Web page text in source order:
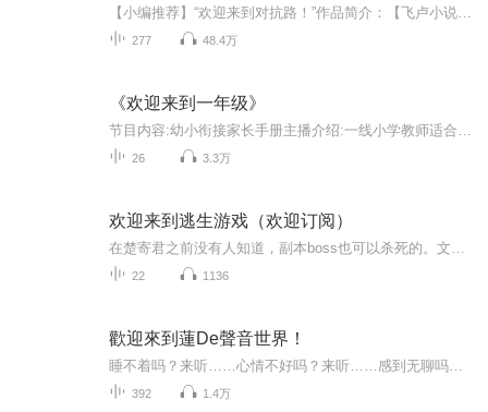
277 48.4万
《欢迎来到一年级》
26 3.3万
欢迎来到逃生游戏（欢迎订阅）
22 1136
歡迎來到蓮De聲音世界！
392 1.4万